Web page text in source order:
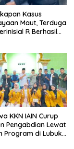
Kasus
Maut, Terduga
R Berhasil
KKN IAIN Curup
Pengabdian Lewat
Program di Lubuk